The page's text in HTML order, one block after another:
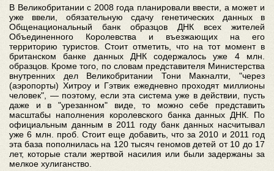
В Великобритании с 2008 года планировали ввести, а может и
уже ввели, обязательную сдачу генетических данных в
Общенациональный банк образцов ДНК всех жителей
Объединенного Королевства и въезжающих на его
территорию туристов. Стоит отметить, что на тот момент в
британском банке данных ДНК содержалось уже 4 млн.
образцов. Кроме того, по словам представителя Министерства
внутренних дел Великобритании Тони Макналти, "через
(аэропорты) Хитроу и Гэтвик ежедневно проходят миллионы
человек", — поэтому, если эта система уже в действии, пусть
даже и в "урезанном" виде, то можно себе представить
масштабы наполнения королевского банка данных ДНК. По
официальным данным в 2011 году банк данных насчитывал
уже 6 млн. проб. Стоит еще добавить, что за 2010 и 2011 год
эта база пополнилась на 120 тысяч геномов детей от 10 до 17
лет, которые стали жертвой насилия или были задержаны за
мелкое хулиганство.